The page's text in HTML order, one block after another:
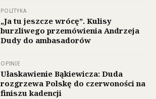
POLITYKA
„Ja tu jeszcze wrócę”. Kulisy
burzliwego przemówienia Andrzeja
Dudy do ambasadorów
OPINIE
Ułaskawienie Bąkiewicza: Duda
rozgrzewa Polskę do czerwoności na
finiszu kadencji